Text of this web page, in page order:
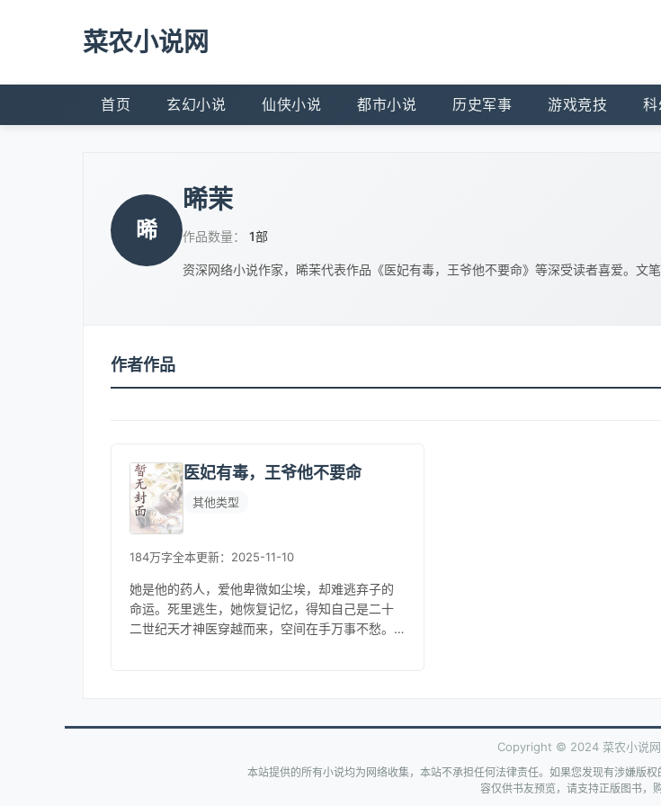
菜农小说网
首页 玄幻小说 仙侠小说 都市小说 历史军事 游戏竞技 科
晞
晞茉
作品数量： 1部
资深网络小说作家，晞茉代表作品《医妃有毒，王爷他不要命》等深受读者喜爱。文
作者作品
医妃有毒，王爷他不要命
其他类型
184万字全本更新：2025-11-10
她是他的药人，爱他卑微如尘埃，却难逃弃子的
命运。死里逃生，她恢复记忆，得知自己是二十
二世纪天才神医穿越而来，空间在手万事不愁。
Copyright © 2024 菜农小说网
本站提供的所有小说均为网络收集，本站不承担任何法律责任。如果您发现有涉嫌版
容仅供书友预览，请支持正版图书，